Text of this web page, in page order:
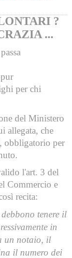
?
...
per chi
del Ministero
allegata, che
obbligatorio per
l'art. 3 del
Commercio e
recita:
tenere il
in
un notaio, il
il numero dei